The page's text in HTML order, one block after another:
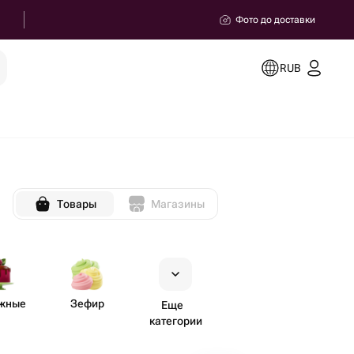
Фото до доставки
RUB
Товары Магазины
Зефир
Еще
категории